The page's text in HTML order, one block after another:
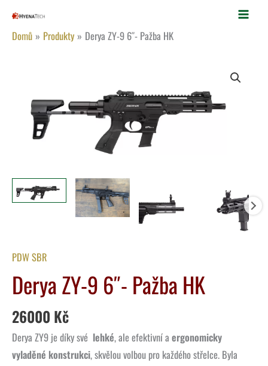
obsahDomů Produkty Derya ZY-9 6″- Pažba HK
PDW SBR
Derya ZY-9 6″- Pažba HK
26000 Kč
Derya ZY9 je díky své lehké, ale efektivní a ergonomicky
vyladěné konstrukci, skvělou volbou pro každého střelce. Byla